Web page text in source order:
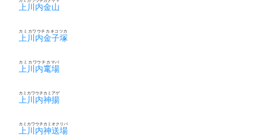
上川内金山
上川内金子塚
カミカワウチカネコツカ
上川内竃場
カミカワウチカマバ
上川内神揚
カミカワウチカミアゲ
上川内神送場
カミカワウチカミオクリバ